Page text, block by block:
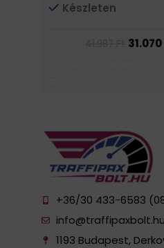
Készleten
31.070
+36/30 433-6583
info@traffipaxbolt.hu
1193 Budapest,